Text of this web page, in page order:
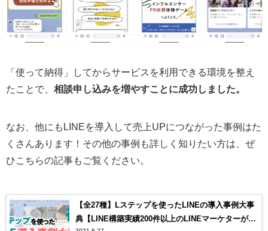
「使って納得」してからサービスを利用できる環境を整え
たことで、 相談申し込みを増やすことに成功しました。
なお、他にもLINEを導入して売上UPにつながった事例はた
くさんあります！その他の事例も詳しく知りたい方は、ぜ
ひこちらの記事もご覧ください。
【全27種】Lステップを使ったLINEの導入事例大事
典【LINE構築実績200件以上のLINEマーケターが出